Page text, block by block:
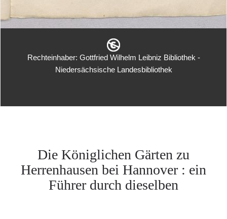
Rechteinhaber: Gottfried Wilhelm Leibniz Bibliothek -
Niedersächsische Landesbibliothek
Die Königlichen Gärten zu
Herrenhausen bei Hannover : ein
Führer durch dieselben